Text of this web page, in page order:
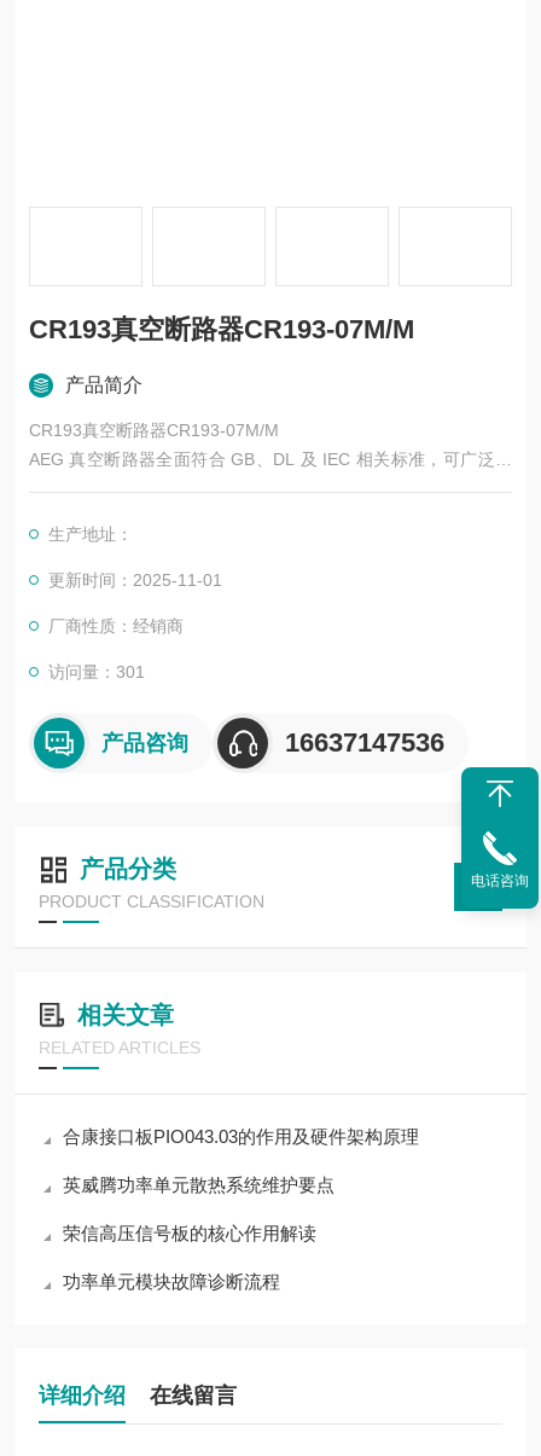
CR193真空断路器CR193-07M/M
产品简介
CR193真空断路器CR193-07M/M
AEG 真空断路器全面符合 GB、DL 及 IEC 相关标准，可广泛应
用于能源、基础设施、工业、商业及民用建筑领域的中压配电系
及投切各种不同性质的负荷及频繁操作的场合。
生产地址：
更新时间：2025-11-01
厂商性质：经销商
访问量：301
产品咨询 16637147536
产品分类
PRODUCT CLASSIFICATION
相关文章
RELATED ARTICLES
合康接口板PIO043.03的作用及硬件架构原理
英威腾功率单元散热系统维护要点
荣信高压信号板的核心作用解读
功率单元模块故障诊断流程
详细介绍 在线留言
电话咨询